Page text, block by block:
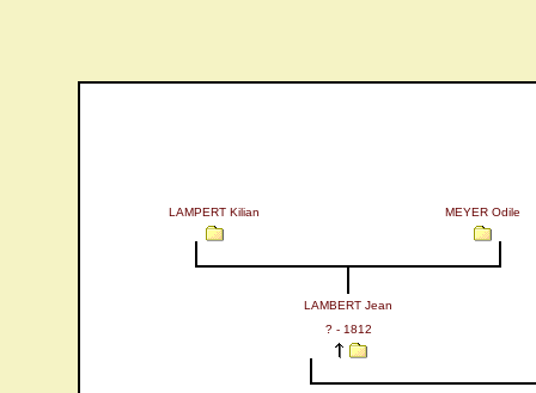
LAMPERT Kilian MEYER Odile
LAMBERT Jean
? - 1812